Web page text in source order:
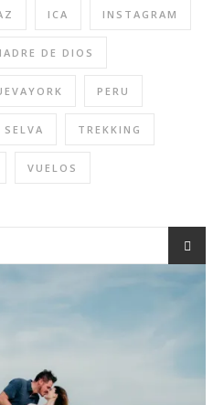
ICA INSTAGRAM
DE DIOS
PERU
SELVA TREKKING
VUELOS